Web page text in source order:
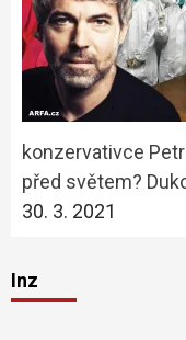
konzervativce
před světem?
30. 3. 2021
Inz